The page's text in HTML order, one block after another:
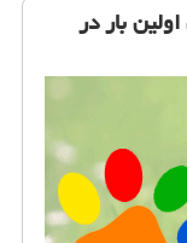
بار در